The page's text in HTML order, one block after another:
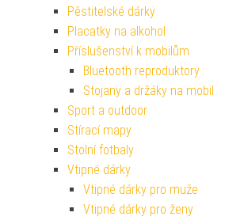
Pěstitelské dárky
Placatky na alkohol
Příslušenství k mobilům
Bluetooth reproduktory
Stojany a držáky na mobil
Sport a outdoor
Stírací mapy
Stolní fotbaly
Vtipné dárky
Vtipné dárky pro muže
Vtipné dárky pro ženy